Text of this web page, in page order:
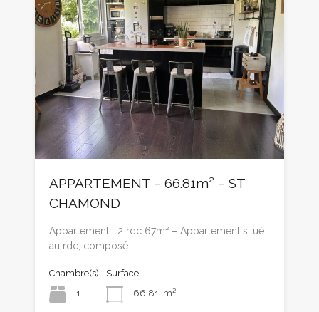
APPARTEMENT – 66.81m² – ST
CHAMOND
Appartement T2 rdc 67m² – Appartement situé
au rdc, composé…
Chambre(s)
1
Surface
66.81 m²